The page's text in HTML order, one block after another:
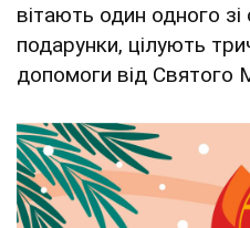
вітають один одного
подарунки, цілують
допомоги від Святого